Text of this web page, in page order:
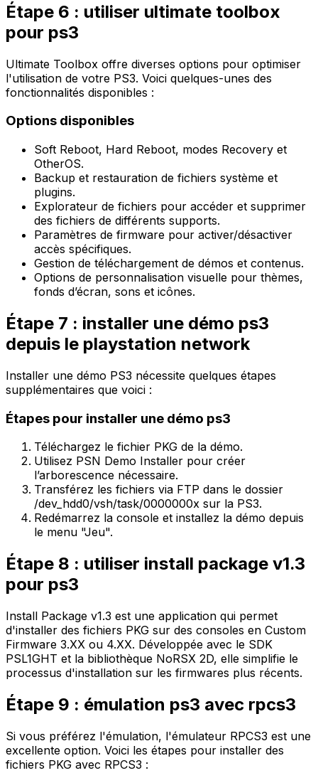
Étape 6 : utiliser ultimate toolbox
pour ps3
Ultimate Toolbox offre diverses options pour optimiser
l'utilisation de votre PS3. Voici quelques-unes des
fonctionnalités disponibles :
Options disponibles
Soft Reboot, Hard Reboot, modes Recovery et
OtherOS.
Backup et restauration de fichiers système et
plugins.
Explorateur de fichiers pour accéder et supprimer
des fichiers de différents supports.
Paramètres de firmware pour activer/désactiver
accès spécifiques.
Gestion de téléchargement de démos et contenus.
Options de personnalisation visuelle pour thèmes,
fonds d’écran, sons et icônes.
Étape 7 : installer une démo ps3
depuis le playstation network
Installer une démo PS3 nécessite quelques étapes
supplémentaires que voici :
Étapes pour installer une démo ps3
Téléchargez le fichier PKG de la démo.
Utilisez PSN Demo Installer pour créer
l’arborescence nécessaire.
Transférez les fichiers via FTP dans le dossier
/dev_hdd0/vsh/task/0000000x sur la PS3.
Redémarrez la console et installez la démo depuis
le menu "Jeu".
Étape 8 : utiliser install package v1.3
pour ps3
Install Package v1.3 est une application qui permet
d'installer des fichiers PKG sur des consoles en Custom
Firmware 3.XX ou 4.XX. Développée avec le SDK
PSL1GHT et la bibliothèque NoRSX 2D, elle simplifie le
processus d'installation sur les firmwares plus récents.
Étape 9 : émulation ps3 avec rpcs3
Si vous préférez l'émulation, l'émulateur RPCS3 est une
excellente option. Voici les étapes pour installer des
fichiers PKG avec RPCS3 :